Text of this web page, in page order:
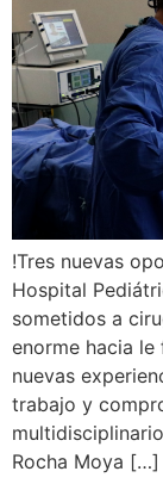
!Tres nuevas
Hospital
sometidos a
enorme hacia
nuevas
trabajo y
Rocha Moya […]